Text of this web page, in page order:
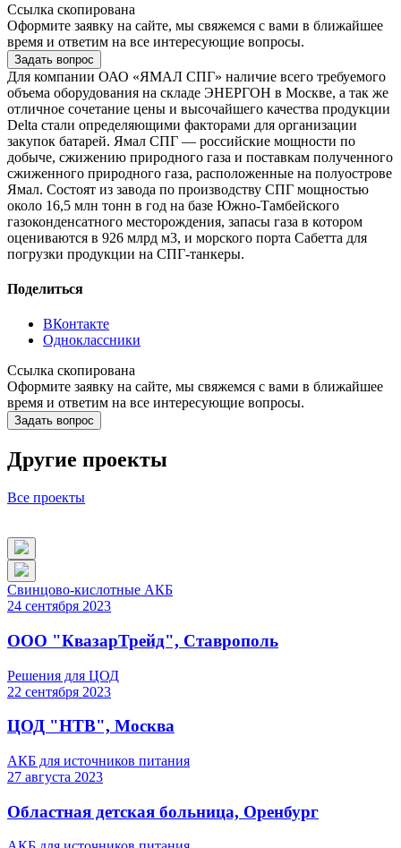
Ссылка скопирована
Оформите заявку на сайте, мы свяжемся с вами в ближайшее
время и ответим на все интересующие вопросы.
Задать вопрос
Для компании ОАО «ЯМАЛ СПГ» наличие всего требуемого
объема оборудования на складе ЭНЕРГОН в Москве, а так же
отличное сочетание цены и высочайшего качества продукции
Delta стали определяющими факторами для организации
закупок батарей. Ямал СПГ — российские мощности по
добыче, сжижению природного газа и поставкам полученного
сжиженного природного газа, расположенные на полуострове
Ямал. Состоят из завода по производству СПГ мощностью
около 16,5 млн тонн в год на базе Южно-Тамбейского
газоконденсатного месторождения, запасы газа в котором
оцениваются в 926 млрд м3, и морского порта Сабетта для
погрузки продукции на СПГ-танкеры.
Поделиться
ВКонтакте
Одноклассники
Ссылка скопирована
Оформите заявку на сайте, мы свяжемся с вами в ближайшее
время и ответим на все интересующие вопросы.
Задать вопрос
Другие проекты
Все проекты
Свинцово-кислотные АКБ
24 сентября 2023
ООО "КвазарТрейд", Ставрополь
Решения для ЦОД
22 сентября 2023
ЦОД "НТВ", Москва
АКБ для источников питания
27 августа 2023
Областная детская больница, Оренбург